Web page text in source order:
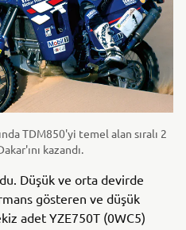
TDM850'yi temel alan sıralı 2
kazandı.
Düşük ve orta devirde
gösteren ve düşük
adet YZE750T (0WC5)